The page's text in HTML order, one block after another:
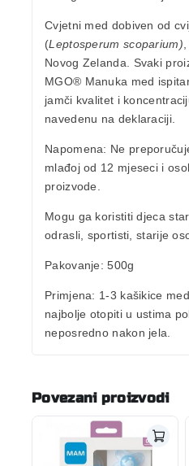
Cvjetni med dobiven od
(Leptosperum scoparium)
Novog Zelanda. Svaki
MGO® Manuka med
jamči kvalitet i
navedenu na deklaraciji.
Napomena: Ne
mlađoj od 12 mjeseci i
proizvode.
Mogu ga koristiti djeca
odrasli, sportisti, starije
Pakovanje: 500g
Primjena: 1-3 kašikice
najbolje otopiti u ustima
neposredno nakon jela.
Povezani proizvodi